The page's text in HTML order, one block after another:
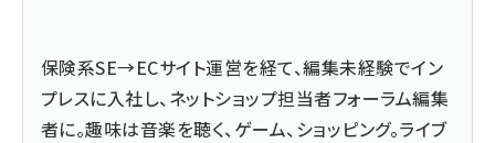
保険系SE→ECサイト運営を経て、編集未経験でイン
プレスに入社し、ネットショップ担当者フォーラム編集
者に。趣味は音楽を聴く、ゲーム、ショッピング。ライブ